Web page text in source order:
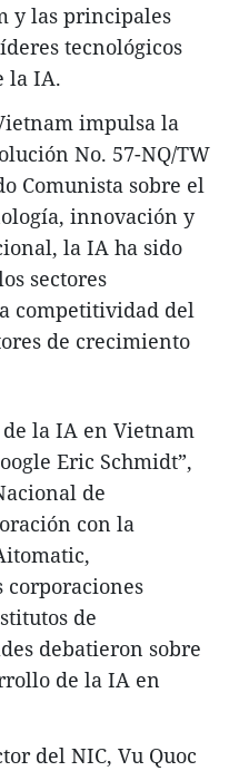
y las principales
tecnológicos
la IA.
impulsa la
No. 57-NQ/TW
Comunista sobre el
innovación y
la IA ha sido
sectores
competitividad del
de crecimiento
la IA en Vietnam
Eric Schmidt”,
de
con la
corporaciones
de
debatieron sobre
de la IA en
del NIC, Vu Quoc